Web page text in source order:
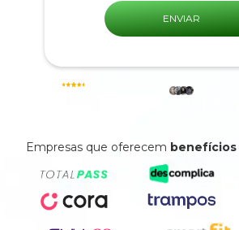
Empresas que oferecem benefícios